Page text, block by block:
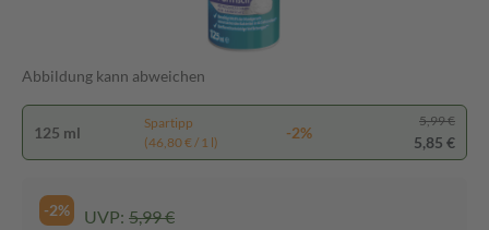
Abbildung kann abweichen
125 ml
Spartipp
(46,80 € / 1 l)
-2%
5,99 €
5,85 €
-2% UVP: 5,99 €